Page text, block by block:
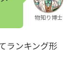
物知り博士
ランキング形